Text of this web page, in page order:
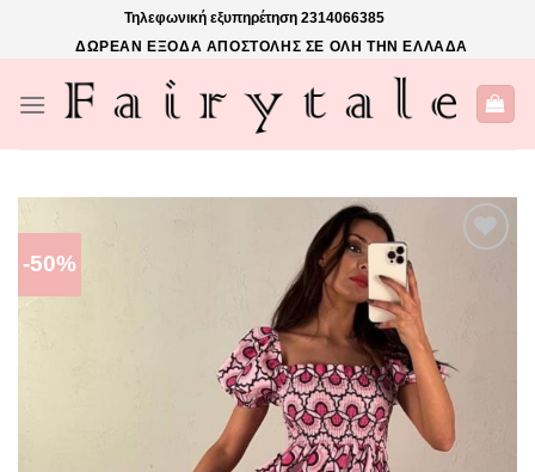
Τηλεφωνική εξυπηρέτηση 2314066385
ΔΩΡΕΑΝ ΕΞΟΔΑ ΑΠΟΣΤΟΛΗΣ ΣΕ ΟΛΗ ΤΗΝ ΕΛΛΑΔΑ
-50%
ΠΡΌΣΘΉΚΗ
ΣΤΗΝ ΛΊΣΤΑ
ΕΠΙΘΥΜΙΏΝ